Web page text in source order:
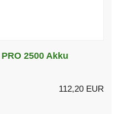
2500 Akku
112,20 EUR